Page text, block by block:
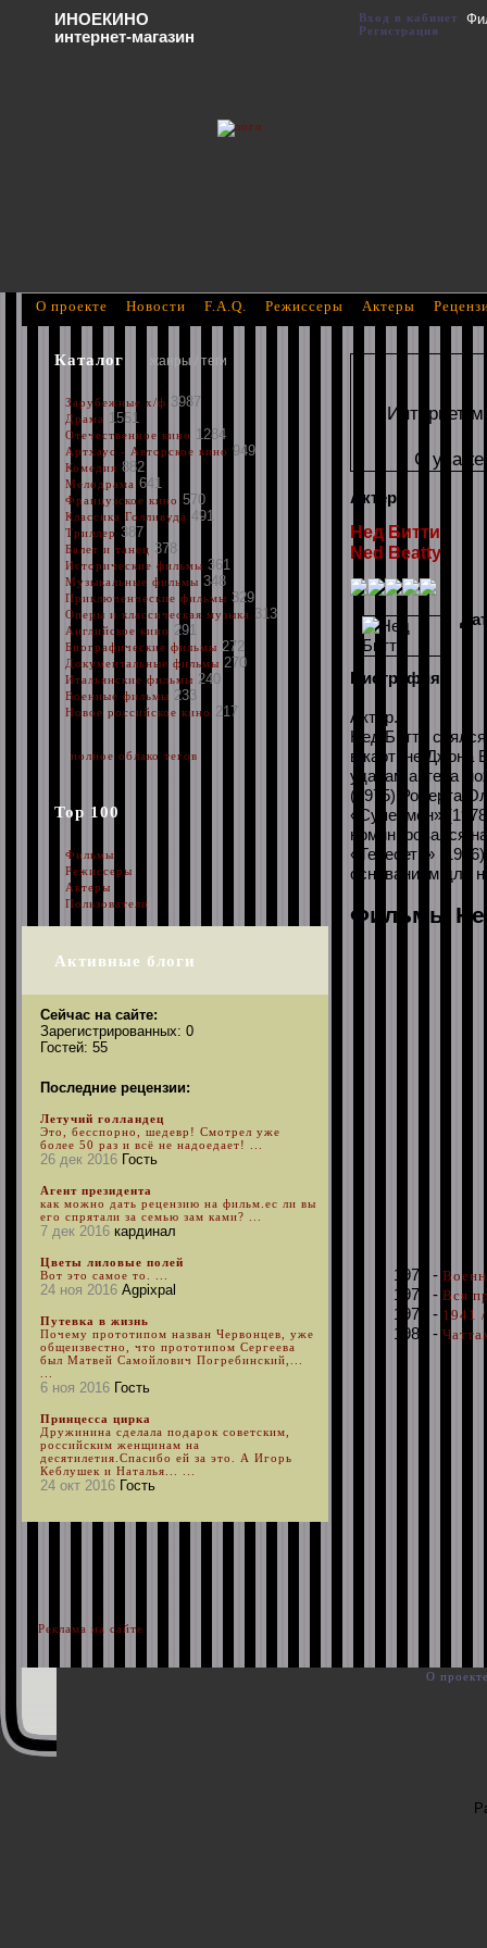
Интернет
С
Актер
Нед Битти
Ned Beatty
Биография:
Актер.
Нед Битти
в картине Джона
удачам актера
(1975) Роберта
«Супермен»
номинировался
«Телесеть»
основанием для
Фильмы
1970 -
1976 - Вся
1979 - 1941
1989 -
Каталог жанры / теги
Зарубежные х/ф 3987
Драма 1551
Отечественное кино 1284
Артхаус - Авторское кино 949
Комедия 882
Мелодрама 641
Французское кино 570
Классика Голливуда 491
Триллер 387
Балет и танец 378
Исторические фильмы 361
Музыкальные фильмы 348
Приключенческие фильмы 329
Оперы и классическая музыка 313
Английское кино 291
Биографические фильмы 272
Документальные фильмы 270
Итальянские фильмы 240
Военные фильмы 233
Новое российское кино 217
полное облако тегов
Top 100
Фильмы
Режиссеры
Актеры
Пользователи
Активные блоги
Сейчас на сайте:
Зарегистрированных: 0
Гостей: 55
Последние рецензии:
Летучий голландец
Это, бесспорно, шедевр! Смотрел уже
более 50 раз и всё не надоедает! ...
26 дек 2016 Гость
Агент президента
как можно дать рецензию на фильм.ес ли вы
его спрятали за семью зам ками? ...
7 дек 2016 кардинал
Цветы лиловые полей
Вот это самое то. ...
24 ноя 2016 Agpixpal
Путевка в жизнь
Почему прототипом назван Червонцев, уже
общеизвестно, что прототипом Сергеева
был Матвей Самойлович Погребинский,...
6 ноя 2016 Гость
Принцесса цирка
Дружинина сделала подарок советским,
российским женщинам на
десятилетия.Спасибо ей за это. А Игорь
Кеблушек и Наталья... ...
24 окт 2016 Гость
Реклама на сайте
О проекте Новости F.A.Q. Режиссеры Актеры
О
ИНОЕКИНО
интернет-магазин
Вход в кабинет
Регистрация